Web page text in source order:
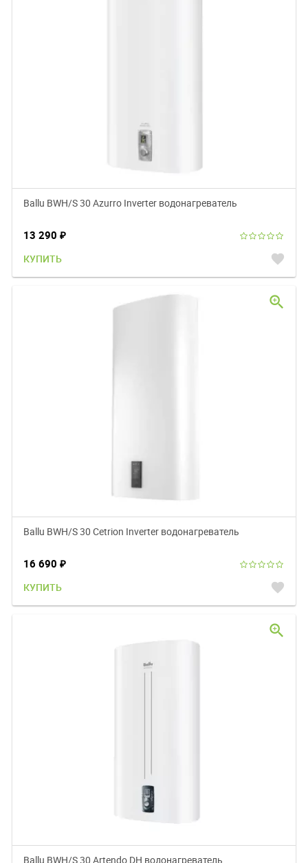
Ballu BWH/S 30 Azurro Inverter водонагреватель
13 290 ₽
КУПИТЬ favorite
Ballu BWH/S 30 Cetrion Inverter водонагреватель
16 690 ₽
КУПИТЬ favorite
zoom_in
Ballu BWH/S 30 Artendo DH водонагреватель
zoom_in